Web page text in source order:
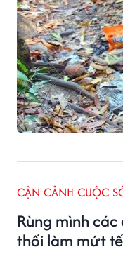
Rùng mình
thối làm mứt
CẬN CẢNH CUỘC